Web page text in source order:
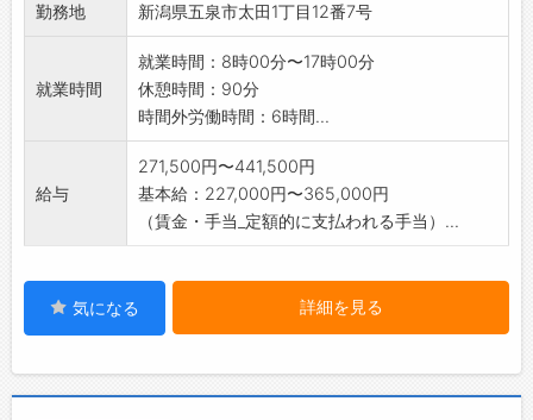
勤務地 新潟県五泉市太田1丁目12番7号
就業時間
就業時間：8時00分〜17時00分
休憩時間：90分
時間外労働時間：6時間...
給与
271,500円〜441,500円
基本給：227,000円〜365,000円
（賃金・手当_定額的に支払われる手当）...
気になる 詳細を見る